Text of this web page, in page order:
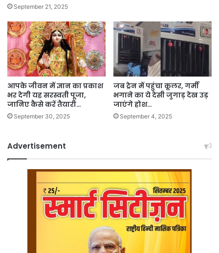
September 21, 2025
आपके जीवन में ज्ञान का प्रकाश
भर देगी यह सरस्वती पूजा,
जानिए कैसे करें तैयारी…
September 30, 2025
जब ट्रेन में पहुंचा कूलर, गर्मी
भगाने का ये देसी जुगाड़ देख उड़
जाएंगे होश…
September 4, 2025
Advertisement